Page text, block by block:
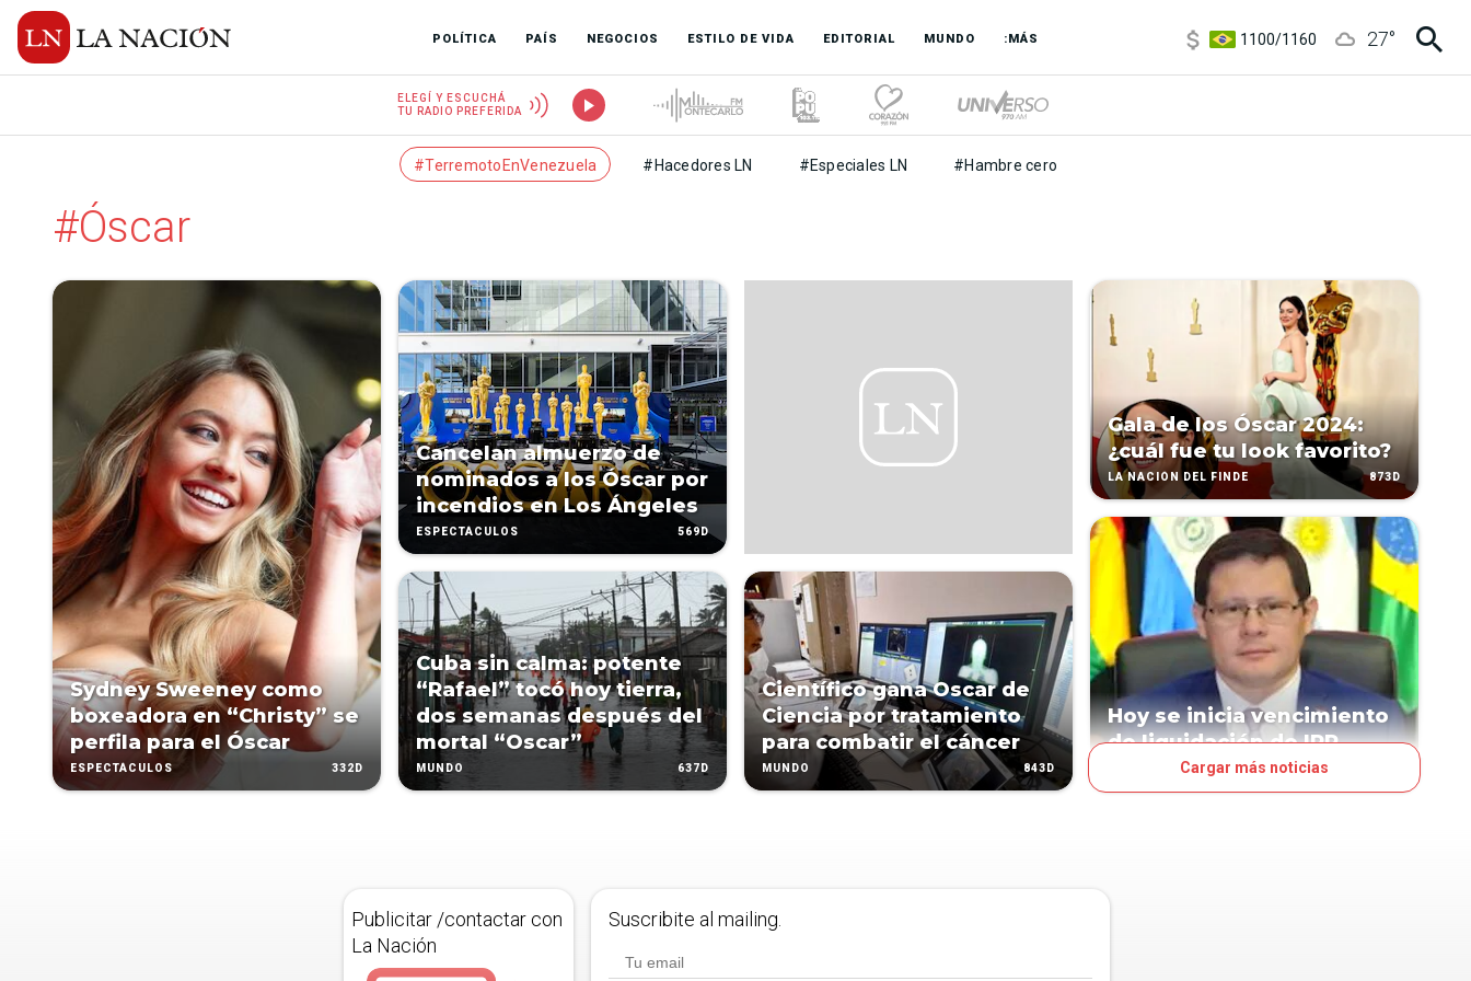
POLÍTICA PAÍS NEGOCIOS ESTILO DE VIDA EDITORIAL MUNDO :MÁS
1100/1160
27°
ELEGÍ Y ESCUCHÁ
TU RADIO PREFERIDA
#TerremotoEnVenezuela #Hacedores LN #Especiales LN #Hambre cero
#Óscar
Sydney Sweeney como
boxeadora en “Christy” se
perfila para el Óscar
ESPECTÁCULOS 332D
Cancelan almuerzo de
nominados a los Óscar por
incendios en Los Ángeles
ESPECTÁCULOS 569D
Cuba sin calma: potente
“Rafael” tocó hoy tierra,
dos semanas después del
mortal “Oscar”
MUNDO 637D
Científico gana Oscar de
Ciencia por tratamiento
para combatir el cáncer
MUNDO 843D
Gala de los Óscar 2024:
¿cuál fue tu look favorito?
LA NACIÓN DEL FINDE 873D
Hoy se inicia vencimiento
de liquidación de IRP
Cargar más noticias
Publicitar /contactar con
La Nación
Suscribite al mailing.